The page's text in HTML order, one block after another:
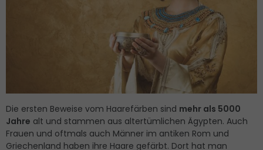
Die ersten Beweise vom Haarefärben sind mehr als 5000
Jahre alt und stammen aus altertümlichen Ägypten. Auch
Frauen und oftmals auch Männer im antiken Rom und
Griechenland haben ihre Haare gefärbt. Dort hat man